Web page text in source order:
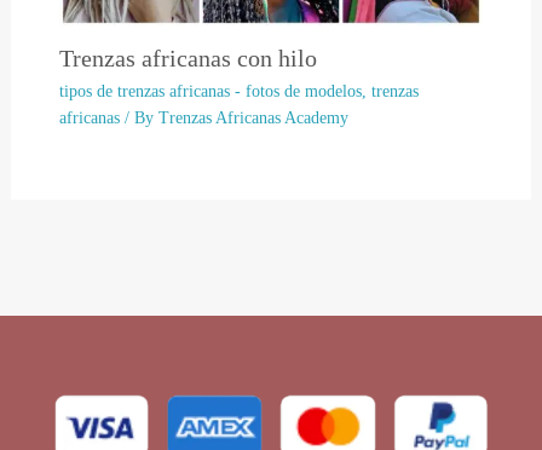
Trenzas africanas con hilo
tipos de trenzas africanas - fotos de modelos, trenzas
africanas/ By Trenzas Africanas Academy